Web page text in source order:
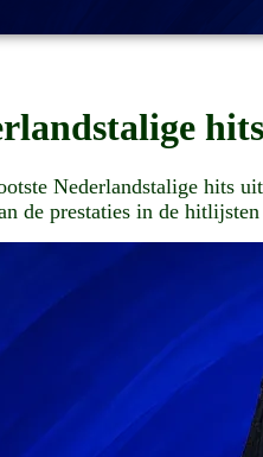
Nederlandstalige hits
de prestaties in de